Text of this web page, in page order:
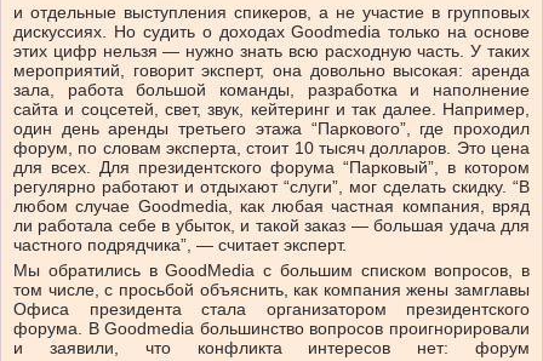
и отдельные выступления спикеров, а не участие в групповых
дискуссиях. Но судить о доходах Goodmedia только на основе
этих цифр нельзя — нужно знать всю расходную часть. У таких
мероприятий, говорит эксперт, она довольно высокая: аренда
зала, работа большой команды, разработка и наполнение
сайта и соцсетей, свет, звук, кейтеринг и так далее. Например,
один день аренды третьего этажа “Паркового”, где проходил
форум, по словам эксперта, стоит 10 тысяч долларов. Это цена
для всех. Для президентского форума “Парковый”, в котором
регулярно работают и отдыхают “слуги”, мог сделать скидку. “В
любом случае Goodmedia, как любая частная компания, вряд
ли работала себе в убыток, и такой заказ — большая удача для
частного подрядчика”, — считает эксперт.
Мы обратились в GoodMedia с большим списком вопросов, в
том числе, с просьбой объяснить, как компания жены замглавы
Офиса президента стала организатором президентского
форума. В Goodmedia большинство вопросов проигнорировали
и заявили, что конфликта интересов нет: форум